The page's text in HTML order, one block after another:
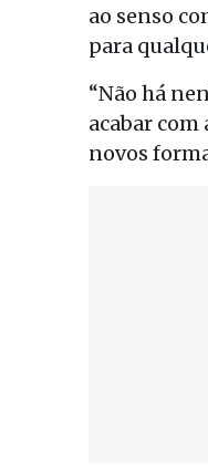
ao senso
para
“Não há
acabar
novos